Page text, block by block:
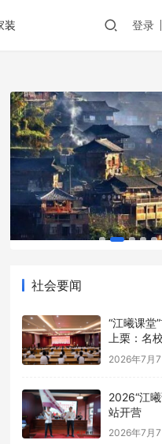
装 登录
社会要闻
“江曦课堂
上栗：名
点亮乡村
2026年7月7
2026“江
站开营
2026年7月7